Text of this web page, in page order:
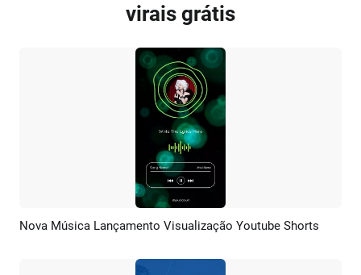
virais grátis
Pré-visualizar Criar IA
Nova Música Lançamento Visualização Youtube Shorts